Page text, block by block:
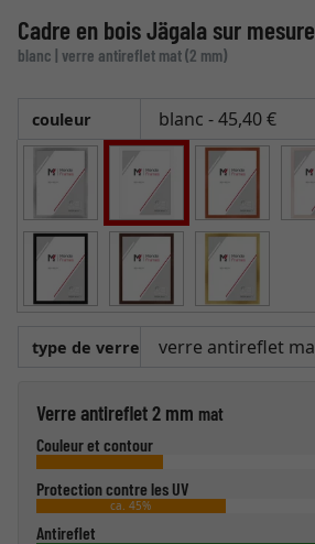
Cadre en bois Jägala sur mesure
blanc | verre antireflet mat (2 mm)
couleur
type de verre
Verre antireflet 2 mm mat
Couleur et contour
Protection contre les UV
ca. 45%
Antireflet